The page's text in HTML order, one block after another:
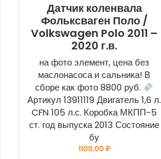
Датчик коленвала
Фольксваген Поло /
Volkswagen Polo 2011 –
2020 г.в.
на фото элемент, цена без
маслонасоса и сальника! В
сборе как фото 8800 руб.
Артикул 13911119 Двигатель 1,6 л.
CFN 105 л.с. Коробка МКПП-5
ст. год выпуска 2013 Состояние
бу
1100,00₽